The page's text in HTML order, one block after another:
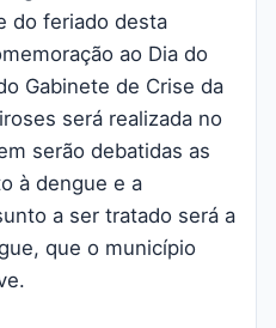
do feriado desta
ao Dia do
Gabinete de Crise da
será realizada no
serão debatidas as
à dengue e a
a ser tratado será a
que o município